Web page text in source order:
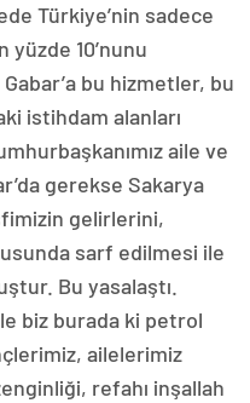
Türkiye’nin sadece
yüzde 10’nunu
bu hizmetler, bu
istihdam alanları
aile ve
gerekse Sakarya
gelirlerini,
sarf edilmesi ile
Bu yasalaştı.
biz burada ki petrol
ailelerimiz
refahı inşallah